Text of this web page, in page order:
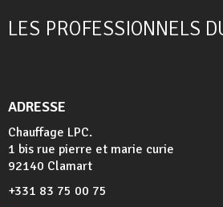
LES PROFESSIONNELS
ADRESSE
Chauffage LPC.
1 bis rue pierre et marie curie
92140 Clamart
+331 83 75 00 75